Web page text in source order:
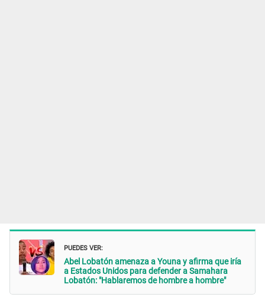
PUEDES VER:
Abel Lobatón amenaza a Youna y afirma que iría
a Estados Unidos para defender a Samahara
Lobatón: "Hablaremos de hombre a hombre"